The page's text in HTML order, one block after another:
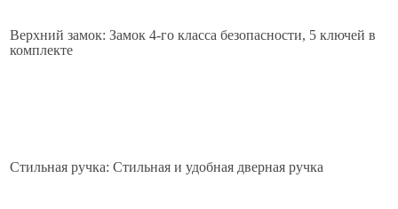
Верхний замок: Замок 4-го класса безопасности, 5 ключей в
комплекте
Стильная ручка: Стильная и удобная дверная ручка